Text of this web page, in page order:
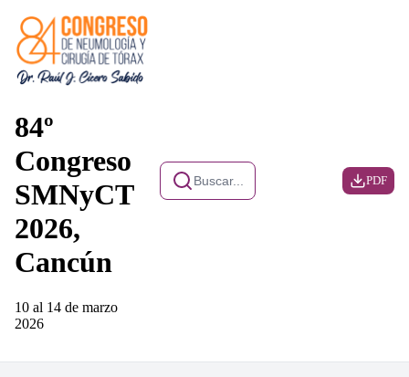
84º
Congreso
SMNyCT
2026,
Cancún
10 al 14 de marzo
2026
Buscar... PDF